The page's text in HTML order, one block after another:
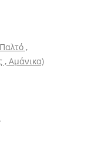
,
, Αμάνικα)